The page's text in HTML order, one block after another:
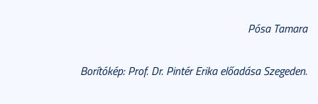
Pósa Tamara
Borítókép: Prof. Dr. Pintér Erika előadása Szegeden.